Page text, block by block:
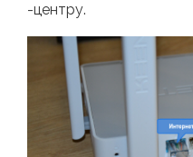
-центру.